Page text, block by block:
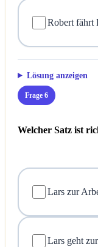
Robert fährt
Lösung anzeigen
Frage 6
Welcher Satz ist
Lars zur
Lars geht